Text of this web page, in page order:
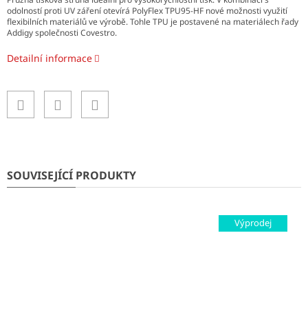
odolností proti UV záření otevírá PolyFlex TPU95-HF nové možnosti využití
flexibilních materiálů ve výrobě. Tohle TPU je postavené na materiálech řady
Addigy společnosti Covestro.
Detailní informace
SOUVISEJÍCÍ PRODUKTY
Výprodej